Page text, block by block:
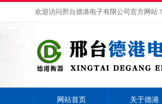
欢迎访问邢台德港电子有限公司官方网站！
网站首页 关于德港